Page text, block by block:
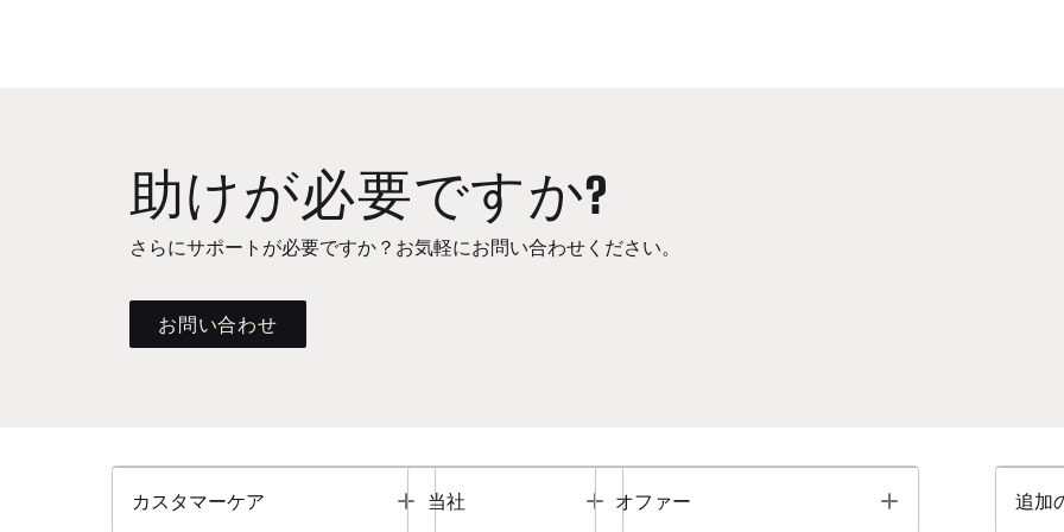
助けが必要ですか?
さらにサポートが必要ですか？お気軽にお問い合わせください。
お問い合わせ
カスタマーケア Toggle
当社 Toggle
オファー Toggle 追加